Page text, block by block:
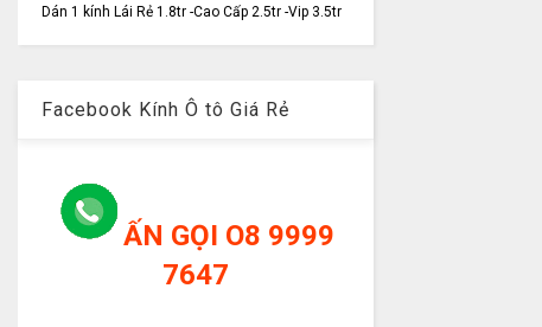
Dán 1 kính Lái Rẻ 1.8tr -Cao Cấp 2.5tr -Vip 3.5tr
Facebook Kính Ô tô Giá Rẻ
ẤN GỌI O8 9999
7647